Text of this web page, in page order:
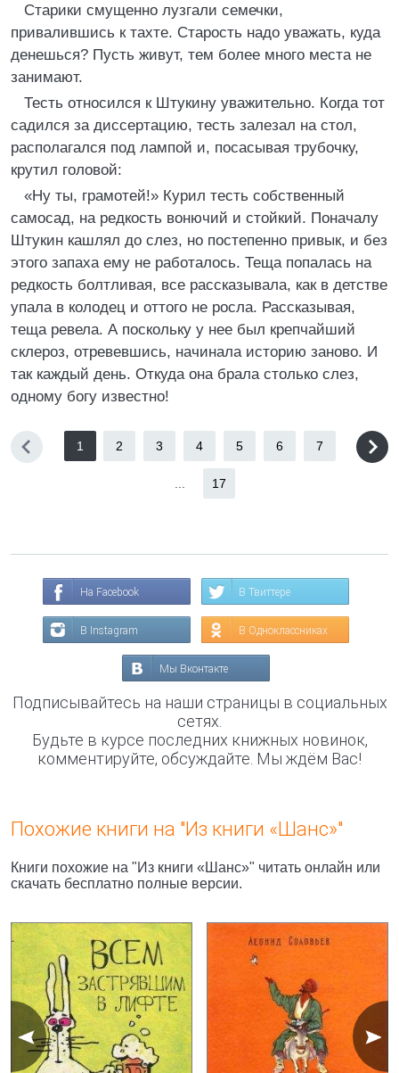
Старики смущенно лузгали семечки,
привалившись к тахте. Старость надо уважать, куда
денешься? Пусть живут, тем более много места не
занимают.
Тесть относился к Штукину уважительно. Когда тот
садился за диссертацию, тесть залезал на стол,
располагался под лампой и, посасывая трубочку,
крутил головой:
«Ну ты, грамотей!» Курил тесть собственный
самосад, на редкость вонючий и стойкий. Поначалу
Штукин кашлял до слез, но постепенно привык, и без
этого запаха ему не работалось. Теща попалась на
редкость болтливая, все рассказывала, как в детстве
упала в колодец и оттого не росла. Рассказывая,
теща ревела. А поскольку у нее был крепчайший
склероз, отревевшись, начинала историю заново. И
так каждый день. Откуда она брала столько слез,
одному богу известно!
1 2 3 4 5 6 7
17
На Facebook В Твиттере
В Instagram В Одноклассниках
Мы Вконтакте
Подписывайтесь на наши страницы в социальных
сетях.
Будьте в курсе последних книжных новинок,
комментируйте, обсуждайте. Мы ждём Вас!
Похожие книги на "Из книги «Шанс»"
Книги похожие на "Из книги «Шанс»" читать онлайн или
скачать бесплатно полные версии.